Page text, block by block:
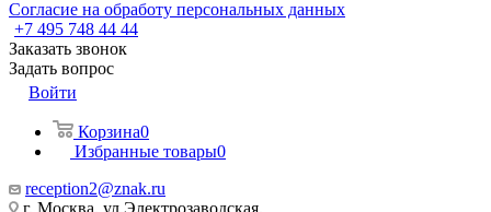
Согласие на обработу персональных данных
+7 495 748 44 44
Заказать звонок
Задать вопрос
Войти
Корзина0
Избранные товары0
reception2@znak.ru
г. Москва, ул.Электрозаводская,